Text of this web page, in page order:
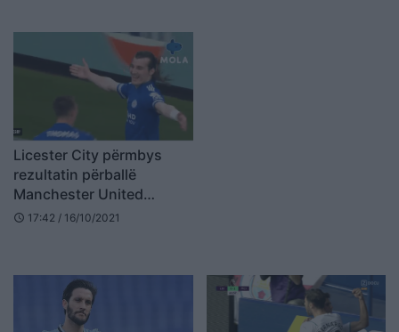
Licester City përmbys
rezultatin përballë
Manchester United
(VIDEO)
schedule 17:42 / 16/10/2021